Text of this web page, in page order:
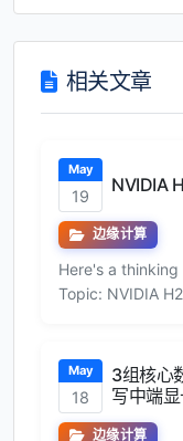
相关文章
May
19
NVIDIA
边缘计算
Here's a
Topic: NVIDIA
May
18
3组核心
写中端
边缘计算